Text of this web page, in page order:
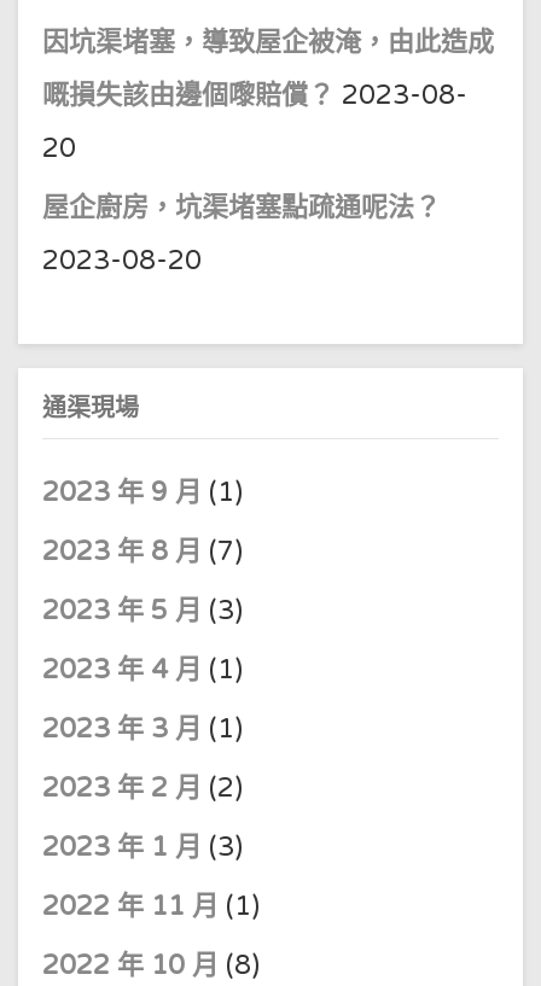
因坑渠堵塞，導致屋企被淹，由此造成
嘅損失該由邊個嚟賠償？ 2023-08-
20
屋企廚房，坑渠堵塞點疏通呢法？
2023-08-20
通渠現場
2023 年 9 月 (1)
2023 年 8 月 (7)
2023 年 5 月 (3)
2023 年 4 月 (1)
2023 年 3 月 (1)
2023 年 2 月 (2)
2023 年 1 月 (3)
2022 年 11 月 (1)
2022 年 10 月 (8)